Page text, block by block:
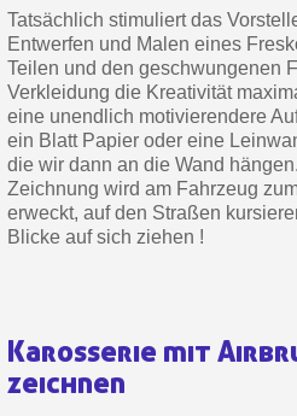
Tatsächlich stimuliert das
Entwerfen und Malen eines
Teilen und den geschwungenen
Verkleidung die Kreativität
eine unendlich motivierendere
ein Blatt Papier oder eine
die wir dann an die Wand
Zeichnung wird am Fahrzeug
erweckt, auf den Straßen
Blicke auf sich ziehen !
Karosserie mit
zeichnen